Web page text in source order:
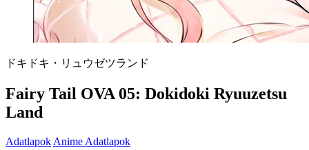
ドキドキ・リュウゼツランド
Fairy Tail OVA 05: Dokidoki Ryuuzetsu
Land
Adatlapok Anime Adatlapok